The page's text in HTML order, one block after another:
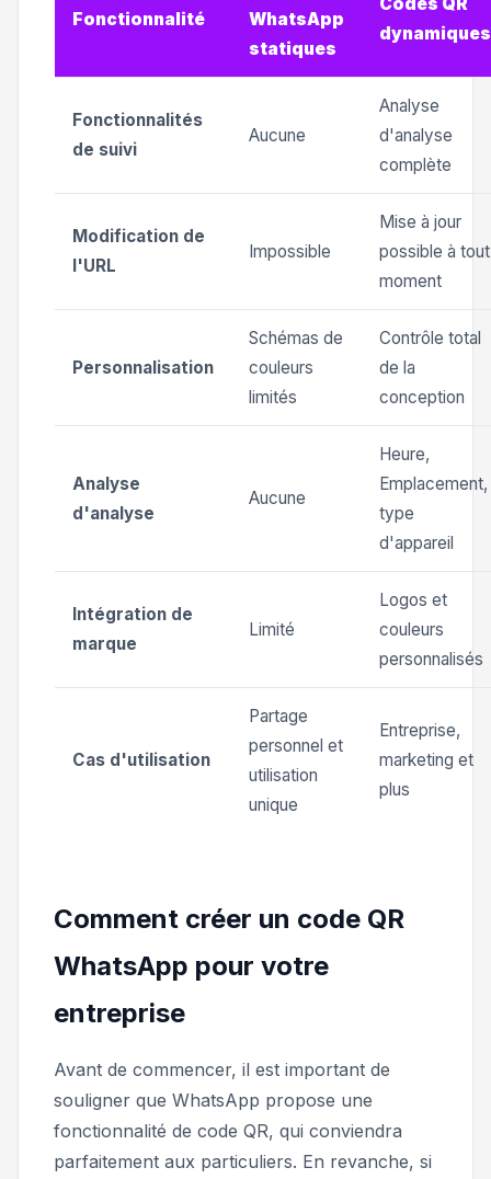
Fonctionnalité
WhatsApp
statiques
dynamiques
Fonctionnalités
de suivi
Aucune
Analyse
d'analyse
complète
Modification de
l'URL
Impossible
Mise à jour
possible à tout
moment
Personnalisation
Schémas de
couleurs
limités
Contrôle total
de la
conception
Analyse
d'analyse
Aucune
Heure,
Emplacement,
type
d'appareil
Intégration de
marque
Limité
Logos et
couleurs
personnalisés
Cas d'utilisation
Partage
personnel et
utilisation
unique
Entreprise,
marketing et
plus
Comment créer un code QR
WhatsApp pour votre
entreprise
Avant de commencer, il est important de
souligner que WhatsApp propose une
fonctionnalité de code QR, qui conviendra
parfaitement aux particuliers. En revanche, si